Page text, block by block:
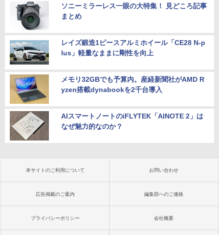
ソニーミラーレス一眼の大特集！ 見どころ記事
まとめ
レイズ鍛造1ピースアルミホイール「CE28 N-p
lus」軽量なままに剛性を向上
メモリ32GBでも予算内。産経新聞社がAMD R
yzen搭載dynabookを2千台導入
AIスマートノートのiFLYTEK「AINOTE 2」は
なぜ魅力的なのか？
本サイトのご利用について お問い合わせ
広告掲載のご案内 編集部へのご連絡
プライバシーポリシー 会社概要